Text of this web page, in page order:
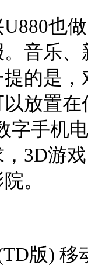
U880也
音乐
的是，
放置
字手机
3D游
。
版) 移